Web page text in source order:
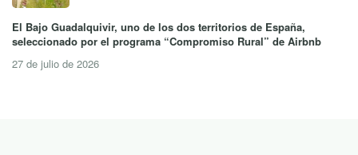
El Bajo Guadalquivir, uno de los dos territorios de España,
seleccionado por el programa “Compromiso Rural” de Airbnb
27 de julio de 2026